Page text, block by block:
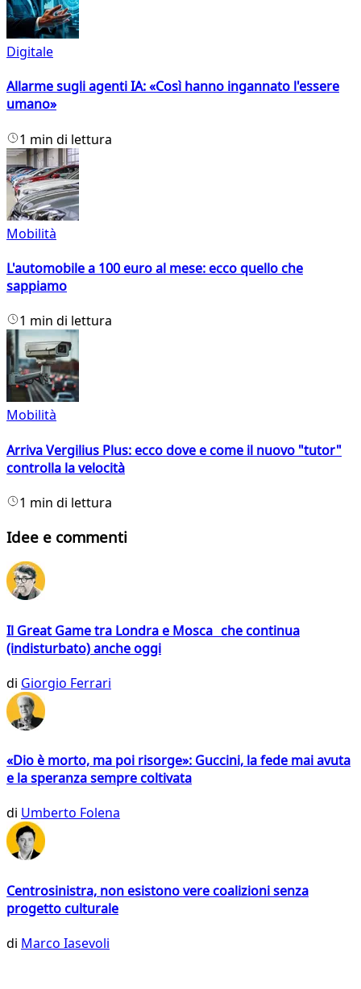
Digitale
Allarme sugli agenti IA: «Così hanno ingannato l'essere
umano»
1 min di lettura
Mobilità
L'automobile a 100 euro al mese: ecco quello che
sappiamo
1 min di lettura
Mobilità
Arriva Vergilius Plus: ecco dove e come il nuovo "tutor"
controlla la velocità
1 min di lettura
Idee e commenti
Il Great Game tra Londra e Mosca che continua
(indisturbato) anche oggi
di Giorgio Ferrari
«Dio è morto, ma poi risorge»: Guccini, la fede mai avuta
e la speranza sempre coltivata
di Umberto Folena
Centrosinistra, non esistono vere coalizioni senza
progetto culturale
di Marco Iasevoli